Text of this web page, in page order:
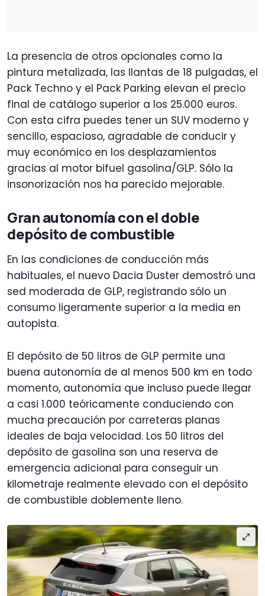
La presencia de otros opcionales como la
pintura metalizada, las llantas de 18 pulgadas, el
Pack Techno y el Pack Parking elevan el precio
final de catálogo superior a los 25.000 euros.
Con esta cifra puedes tener un SUV moderno y
sencillo, espacioso, agradable de conducir y
muy económico en los desplazamientos
gracias al motor bifuel gasolina/GLP. Sólo la
insonorización nos ha parecido mejorable.
Gran autonomía con el doble
depósito de combustible
En las condiciones de conducción más
habituales, el nuevo Dacia Duster demostró una
sed moderada de GLP, registrando sólo un
consumo ligeramente superior a la media en
autopista.
El depósito de 50 litros de GLP permite una
buena autonomía de al menos 500 km en todo
momento, autonomía que incluso puede llegar
a casi 1.000 teóricamente conduciendo con
mucha precaución por carreteras planas
ideales de baja velocidad. Los 50 litros del
depósito de gasolina son una reserva de
emergencia adicional para conseguir un
kilometraje realmente elevado con el depósito
de combustible doblemente lleno.